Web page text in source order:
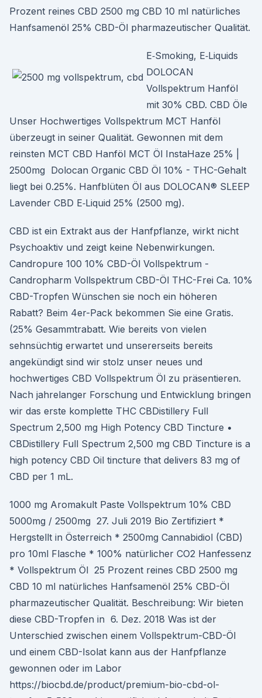
Prozent reines CBD 2500 mg CBD 10 ml natürliches
Hanfsamenöl 25% CBD-Öl pharmazeutischer Qualität.
E‑Smoking, E‑Liquids
DOLOCAN
Vollspektrum Hanföl
mit 30% CBD. CBD Öle
Unser Hochwertiges Vollspektrum MCT Hanföl
überzeugt in seiner Qualität. Gewonnen mit dem
reinsten MCT CBD Hanföl MCT Öl InstaHaze 25% |
2500mg Dolocan Organic CBD Öl 10% - THC-Gehalt
liegt bei 0.25%. Hanfblüten Öl aus DOLOCAN® SLEEP
Lavender CBD E‑Liquid 25% (2500 mg).
CBD ist ein Extrakt aus der Hanfpflanze, wirkt nicht
Psychoaktiv und zeigt keine Nebenwirkungen.
Candropure 100 10% CBD-Öl Vollspektrum -
Candropharm Vollspektrum CBD-Öl THC-Frei Ca. 10%
CBD-Tropfen Wünschen sie noch ein höheren
Rabatt? Beim 4er-Pack bekommen Sie eine Gratis.
(25% Gesammtrabatt. Wie bereits von vielen
sehnsüchtig erwartet und unsererseits bereits
angekündigt sind wir stolz unser neues und
hochwertiges CBD Vollspektrum Öl zu präsentieren.
Nach jahrelanger Forschung und Entwicklung bringen
wir das erste komplette THC CBDistillery Full
Spectrum 2,500 mg High Potency CBD Tincture •
CBDistillery Full Spectrum 2,500 mg CBD Tincture is a
high potency CBD Oil tincture that delivers 83 mg of
CBD per 1 mL.
1000 mg Aromakult Paste Vollspektrum 10% CBD
5000mg / 2500mg 27. Juli 2019 Bio Zertifiziert *
Hergstellt in Österreich * 2500mg Cannabidiol (CBD)
pro 10ml Flasche * 100% natürlicher CO2 Hanfessenz
* Vollspektrum Öl 25 Prozent reines CBD 2500 mg
CBD 10 ml natürliches Hanfsamenöl 25% CBD-Öl
pharmazeutischer Qualität. Beschreibung: Wir bieten
diese CBD-Tropfen in 6. Dez. 2018 Was ist der
Unterschied zwischen einem Vollspektrum-CBD-Öl
und einem CBD-Isolat kann aus der Hanfpflanze
gewonnen oder im Labor
https://biocbd.de/product/premium-bio-cbd-ol-